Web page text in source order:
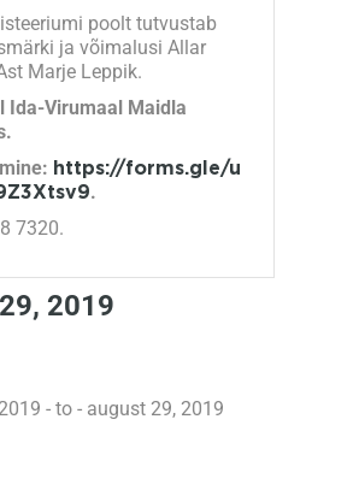
poolt tutvustab
ja võimalusi Allar
Marje Leppik.
Ida-Virumaal Maidla
https://forms.gle/u
.
7320.
2019
- to - august 29, 2019